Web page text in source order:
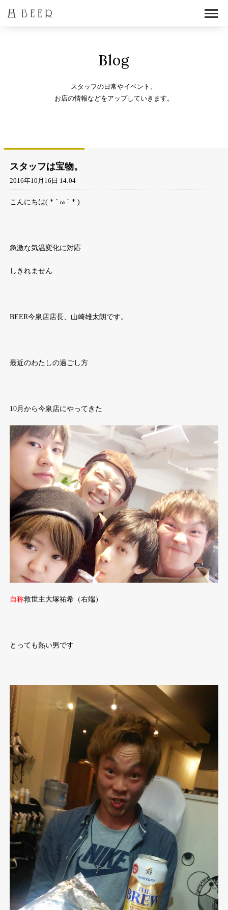
Blog
スタッフの日常やイベント、
お店の情報などをアップしていきます。
スタッフは宝物。
2016年10月16日 14:04
こんにちは( * ´ ω｀* )
急激な気温変化に対応
しきれません
BEER今泉店店長、山崎雄太朗です。
最近のわたしの過ごし方
10月から今泉店にやってきた
自称救世主大塚祐希（右端）
とっても熱い男です